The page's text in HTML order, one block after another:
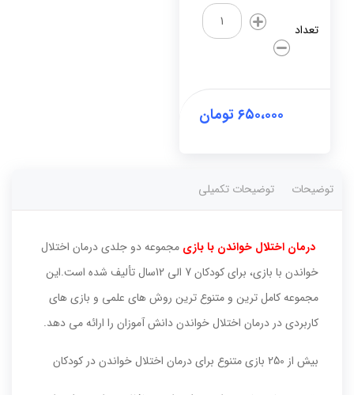
تعداد
درمان
اختلال
خواندن
جلد)
عدد۶۵۰،۰۰۰تومان
توضیحات توضیحات تکمیلی
درمان اختلال‌ خواندن با بازی مجموعه دو جلدی درمان اختلال
خواندن با بازی، برای کودکان 7 الی 12سال تألیف شده است.این
مجموعه کامل ترین و متنوع ترین روش های علمی و بازی های
کاربردی در درمان اختلال خواندن دانش آموزان را ارائه می دهد.
بیش از 250 بازی متنوع برای درمان اختلال خواندن در کودکان